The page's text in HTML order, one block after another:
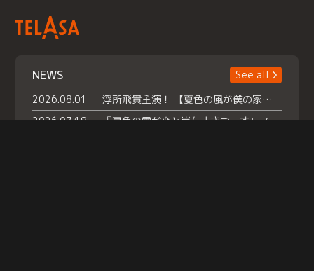
NEWS
See all
2026.08.01
浮所飛貴主演！ 【夏色の風が僕の家にやってきた】 本日よりテラサで独占配信スタート！
2026.07.18
『夏色の雲が恋と嵐をまきおこす』スペシャルメイキング 【Part1】2026年７月18日（土）23時30分～配信スタート！話題のシーンの裏側を大公開！豪華キャスト大集合！ 『武宮家 真夏の家族会議』開催！